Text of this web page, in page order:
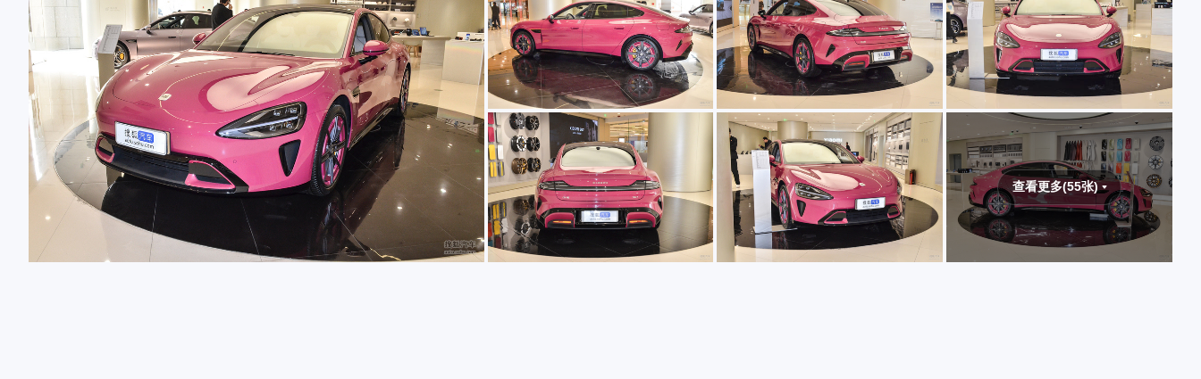
查看更多(55张)